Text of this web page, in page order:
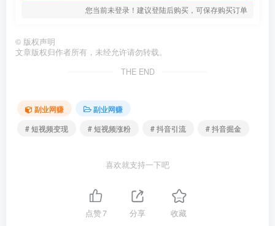
您当前未登录！建议登陆后购买，可保存购买订单
© 版权声明
文章版权归作者所有，未经允许请勿转载。
THE END
副业网赚
副业网赚
# 短视频变现
# 短视频涨粉 # 抖音引流 # 抖音掘金
喜欢就支持一下吧
点赞7 分享 收藏